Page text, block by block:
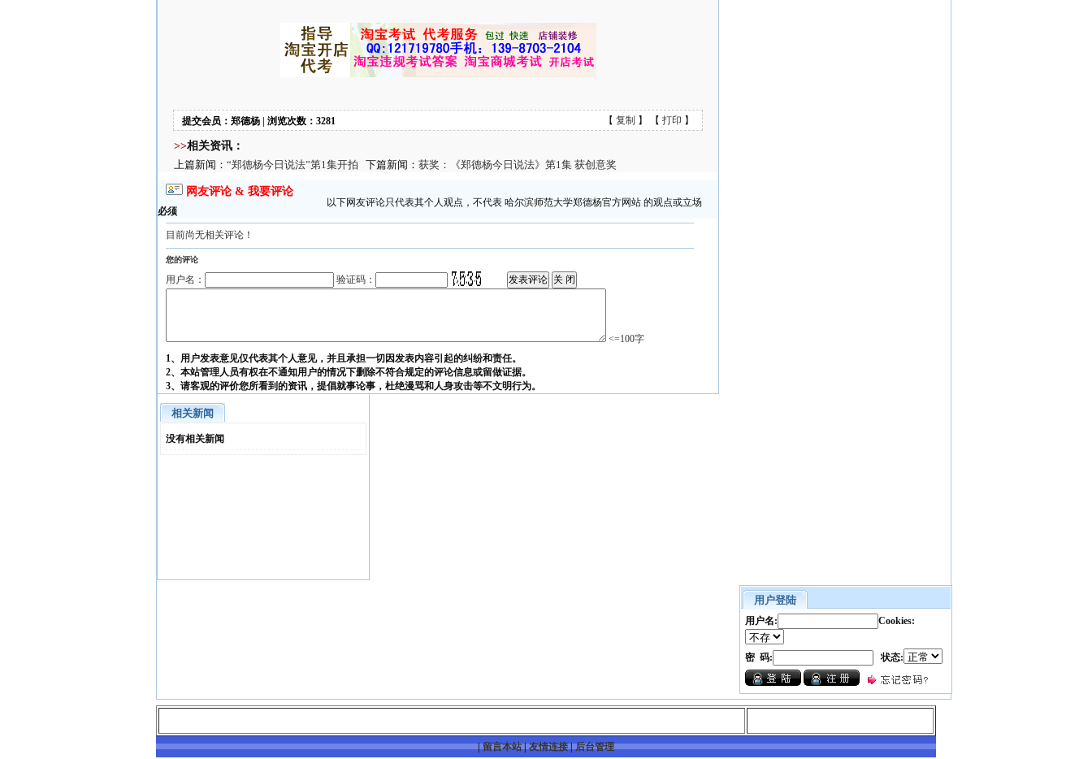
提交会员：郑德杨 | 浏览次数：3281 【 复制 】 【 打印 】
>>相关资讯：
上篇新闻： “郑德杨今日说法”第1集开拍 下篇新闻： 获奖：《郑德杨今日说法》第1集 获创意奖
网友评论 & 我要评论
以下网友评论只代表其个人观点，不代表 哈尔滨师范大学郑德杨官方网站 的观点或立场
必须
目前尚无相关评论！
您的评论
用户名： 验证码：
<=100字
1、用户发表意见仅代表其个人意见，并且承担一切因发表内容引起的纠纷和责任。
2、本站管理人员有权在不通知用户的情况下删除不符合规定的评论信息或留做证据。
3、请客观的评价您所看到的资讯，提倡就事论事，杜绝漫骂和人身攻击等不文明行为。
相关新闻
没有相关新闻
用户登陆
用户名: Cookies:
密 码: 状态:
|留言本站|友情连接|后台管理